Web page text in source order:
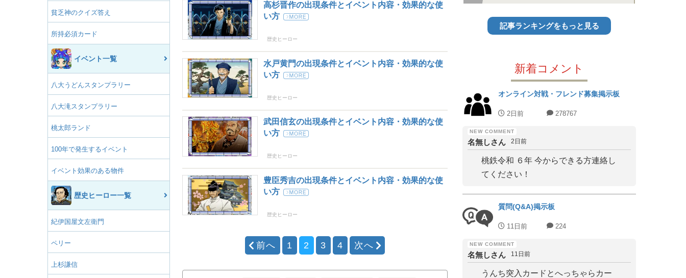
貧乏神のクイズ答え
所持必須カード
イベント一覧
八大うどんスタンプラリー
八大滝スタンプラリー
桃太郎ランド
100年で発生するイベント
イベント効果のある物件
歴史ヒーロー一覧
紀伊国屋文左衛門
ペリー
上杉謙信
高杉晋作の出現条件とイベント内容・効果的な使
い方
歴史ヒーロー
水戸黄門の出現条件とイベント内容・効果的な使
い方
歴史ヒーロー
武田信玄の出現条件とイベント内容・効果的な使
い方
歴史ヒーロー
豊臣秀吉の出現条件とイベント内容・効果的な使
い方
歴史ヒーロー
前へ 1 2 3 4 次へ
記事ランキングをもっと見る
新着コメント
オンライン対戦・フレンド募集掲示板
2日前 278767
名無しさん 2日前
桃鉄令和 ６年 今からできる方連絡し
てください！
質問(Q&A)掲示板
11日前 224
名無しさん 11日前
うんち突入カードとへっちゃらカー